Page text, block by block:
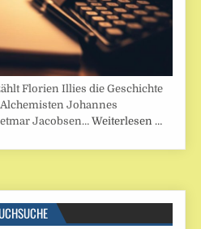
Florien Illies die Geschichte
Johannes
Jacobsen…Weiterlesen …